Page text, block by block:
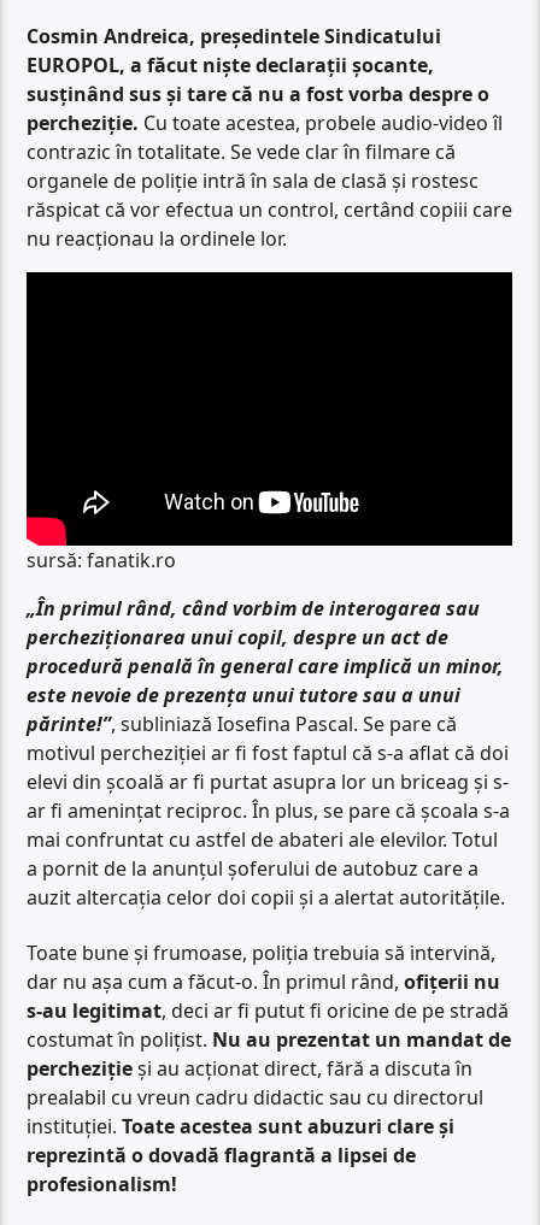
Cosmin Andreica, președintele Sindicatului
EUROPOL, a făcut niște declarații șocante,
susținând sus și tare că nu a fost vorba despre o
percheziție. Cu toate acestea, probele audio-video îl
contrazic în totalitate. Se vede clar în filmare că
organele de poliție intră în sala de clasă și rostesc
răspicat că vor efectua un control, certând copiii care
nu reacționau la ordinele lor.
sursă: fanatik.ro
„În primul rând, când vorbim de interogarea sau
percheziționarea unui copil, despre un act de
procedură penală în general care implică un minor,
este nevoie de prezența unui tutore sau a unui
părinte!”, subliniază Iosefina Pascal. Se pare că
motivul percheziției ar fi fost faptul că s-a aflat că doi
elevi din școală ar fi purtat asupra lor un briceag și s-
ar fi amenințat reciproc. În plus, se pare că școala s-a
mai confruntat cu astfel de abateri ale elevilor. Totul
a pornit de la anunțul șoferului de autobuz care a
auzit altercația celor doi copii și a alertat autoritățile.
Toate bune și frumoase, poliția trebuia să intervină,
dar nu așa cum a făcut-o. În primul rând,ofițerii nu
s-au legitimat, deci ar fi putut fi oricine de pe stradă
costumat în polițist. Nu au prezentat un mandat de
perchezițieși au acționat direct, fără a discuta în
prealabil cu vreun cadru didactic sau cu directorul
instituției.Toate acestea sunt abuzuri clare și
reprezintă o dovadă flagrantă a lipsei de
profesionalism!